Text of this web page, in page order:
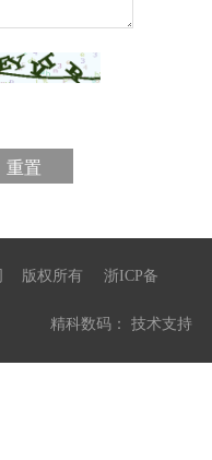
重置
版权所有
浙ICP备
精科数码：
技术支持